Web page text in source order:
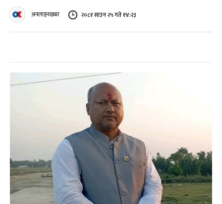
अनलाइनखबर २०८१ साउन २५ गते १४:२३